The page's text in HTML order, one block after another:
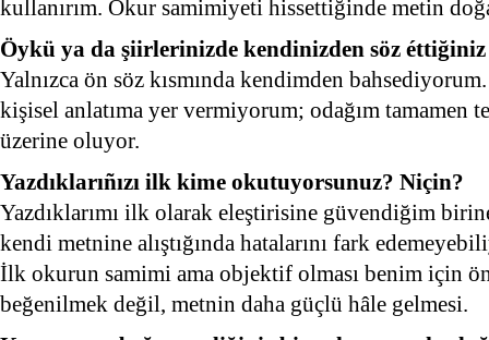
kullanırım. Okur samimiyeti hissettiğinde metin
Öykü ya da şiirlerinizde kendinizden söz
Yalnızca ön söz kısmında kendimden
kişisel anlatıma yer vermiyorum; odağım tamamen
üzerine oluyor.
Yazdıklarıñızı ilk kime okutuyorsunuz? Niçin?
Yazdıklarımı ilk olarak eleştirisine güvendiğim
kendi metnine alıştığında hatalarını fark
İlk okurun samimi ama objektif olması benim için
beğenilmek değil, metnin daha güçlü hâle gelmesi.